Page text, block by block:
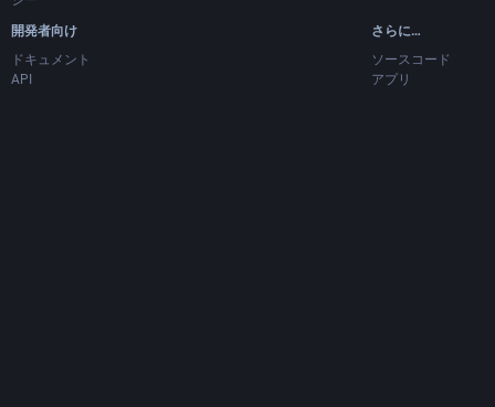
開発者向け
ドキュメント
API
さらに…
ソースコード
アプリ